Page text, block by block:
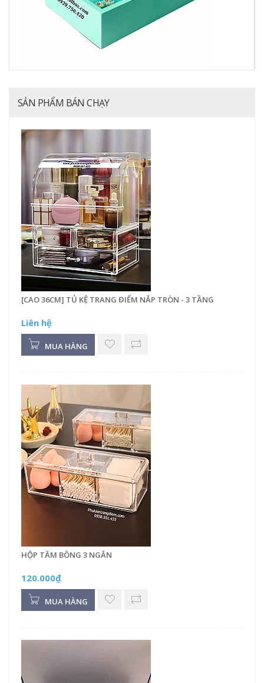
SẢN PHẨM BÁN CHẠY
[CAO 36CM] TỦ KỆ TRANG ĐIỂM NẮP TRÒN - 3 TẦNG
Liên hệ
MUA HÀNG
HỘP TĂM BÔNG 3 NGĂN
120.000₫
MUA HÀNG